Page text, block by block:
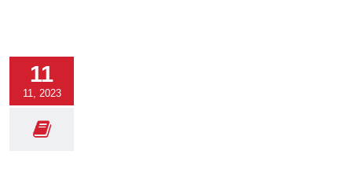
11
11, 2023